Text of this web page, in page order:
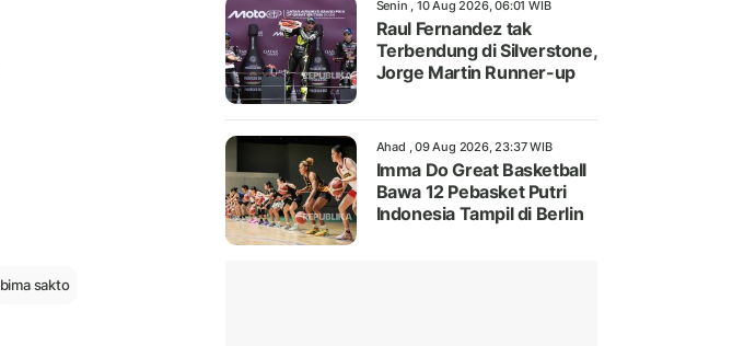
bima sakto
Senin , 10 Aug 2026, 06:01 WIB
Raul Fernandez tak
Terbendung di Silverstone,
Jorge Martin Runner-up
Ahad , 09 Aug 2026, 23:37 WIB
Imma Do Great Basketball
Bawa 12 Pebasket Putri
Indonesia Tampil di Berlin